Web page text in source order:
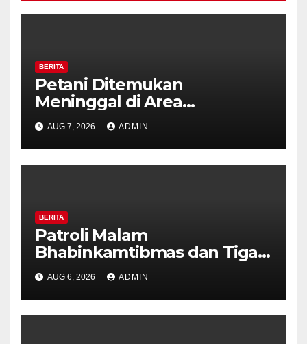
BERITA
Petani Ditemukan
Meninggal di Area
Persawahan Kalibeji, Polisi
Pastikan Tidak Ada Tanda
Kekerasan
AUG 7, 2026 ADMIN
BERITA
Patroli Malam
Bhabinkamtibmas dan Tiga
Pilar Kelurahan Ungaran
Perkuat Kamtibmas, Warga
Diajak Aktifkan Ronda
AUG 6, 2026 ADMIN